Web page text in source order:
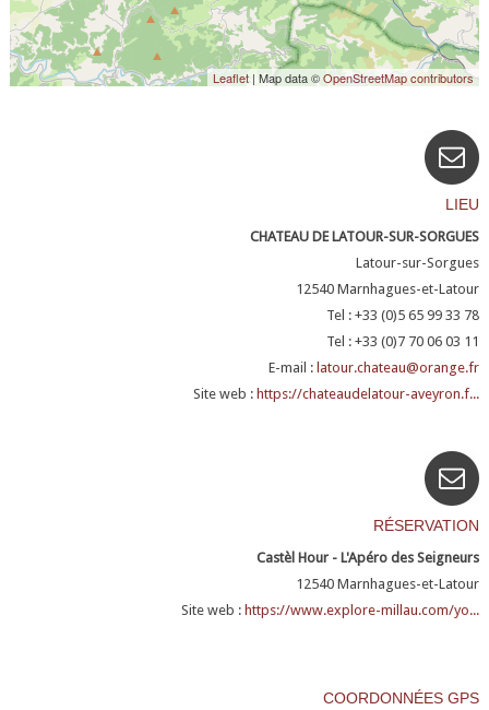
Leaflet | Map data ©OpenStreetMap contributors
LIEU
CHATEAU DE LATOUR-SUR-SORGUES
Latour-sur-Sorgues
12540 Marnhagues-et-Latour
Tel : +33 (0)5 65 99 33 78
Tel : +33 (0)7 70 06 03 11
E-mail : latour.chateau@orange.fr
Site web : https://chateaudelatour-aveyron.f...
RÉSERVATION
Castèl Hour - L'Apéro des Seigneurs
12540 Marnhagues-et-Latour
Site web : https://www.explore-millau.com/yo...
COORDONNÉES GPS